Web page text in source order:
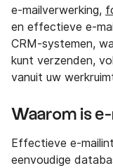
e-mailverwerking,
en effectieve e-
CRM-systemen,
kunt verzenden,
vanuit uw
Waarom is
Effectieve e-
eenvoudige